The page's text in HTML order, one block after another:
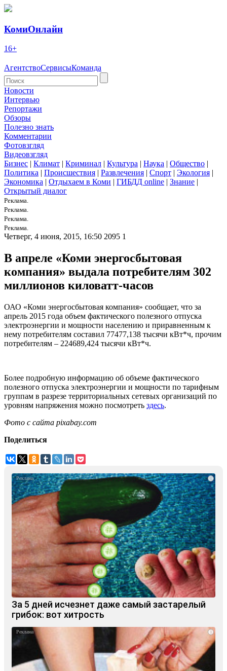
КомиОнлайн
16+
АгентствоСервисыКоманда
Новости
Интервью
Репортажи
Обзоры
Полезно знать
Комментарии
Фотовзгляд
Видеовзгляд
Бизнес | Климат | Криминал | Культура | Наука | Общество |
Политика | Происшествия | Развлечения | Спорт | Экология |
Экономика | Отдыхаем в Коми | ГИБДД online | Знание |
Открытый диалог
Реклама.
Реклама.
Реклама.
Реклама.
Четверг, 4 июня, 2015, 16:50 2095 1
В апреле «Коми энергосбытовая
компания» выдала потребителям 302
миллионов киловатт-часов
ОАО «Коми энергосбытовая компания» сообщает, что за
апрель 2015 года объем фактического полезного отпуска
электроэнергии и мощности населению и приравненным к
нему потребителям составил 77477,138 тысячи кВт*ч, прочим
потребителям – 224689,424 тысячи кВт*ч.
Более подробную информацию об объеме фактического
полезного отпуска электроэнергии и мощности по тарифным
группам в разрезе территориальных сетевых организаций по
уровням напряжения можно посмотреть здесь.
Фото с сайта pixabay.com
Поделиться
i
За 5 дней исчезнет даже самый застарелый
грибок: вот хитрость
i